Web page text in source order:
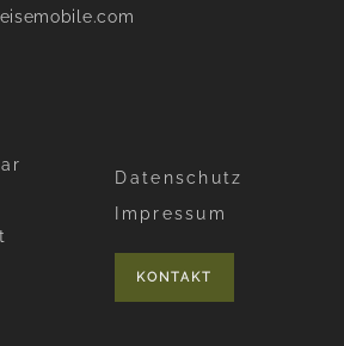
Datenschutz
Impressum
KONTAKT